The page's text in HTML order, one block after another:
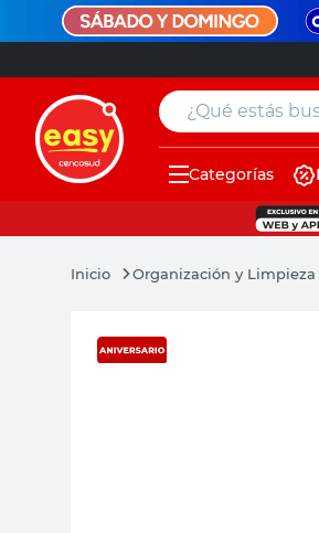
¿Qué estás
Categorías
Organización y Limpieza
muebles